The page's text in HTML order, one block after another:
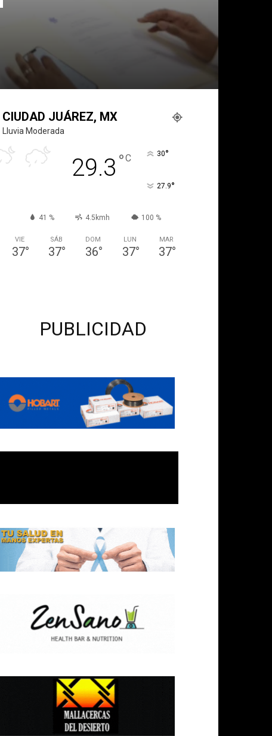
CIUDAD JUÁREZ, MX
Lluvia Moderada
29.3 °C 30°
27.9°
41 % 4.5kmh 100 %
VIE
37°
SÁB
37°
DOM
36°
LUN
37°
MAR
37°
PUBLICIDAD